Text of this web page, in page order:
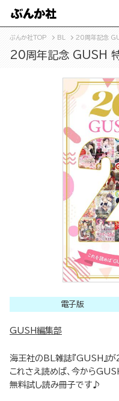
ぶんか社TOP BL 20周年記念
20周年記念 GUSH
電子版
GUSH編集部
海王社のBL雑誌『GUSH』
これさえ読めば、今から
無料試し読み冊子です♪